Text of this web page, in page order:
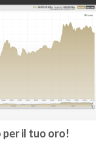
per il tuo oro!